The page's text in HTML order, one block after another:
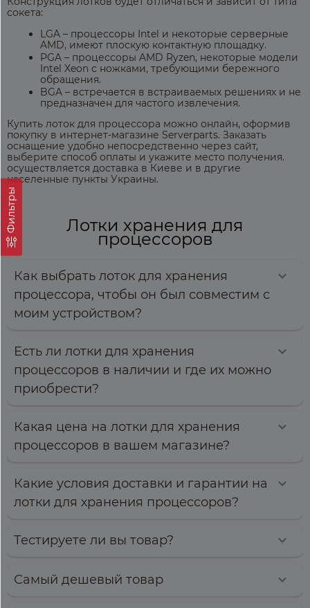
Фильтры
сокета:
LGA – процессоры Intel и некоторые серверные
AMD, имеют плоскую контактную площадку.
PGA – процессоры AMD Ryzen, некоторые модели
Intel Xeon с ножками, требующими бережного
обращения.
BGA – встречается в встраиваемых решениях и не
предназначен для частого извлечения.
Купить лоток для процессора можно онлайн, оформив
покупку в интернет-магазине Serverparts. Заказать
оснащение удобно непосредственно через сайт,
выберите способ оплаты и укажите место получения.
осуществляется доставка в Киеве и в другие
населенные пункты Украины.
Лотки хранения для
процессоров
Как выбрать лоток для хранения
процессора, чтобы он был совместим с
моим устройством?
Есть ли лотки для хранения
процессоров в наличии и где их можно
приобрести?
Какая цена на лотки для хранения
процессоров в вашем магазине?
Какие условия доставки и гарантии на
лотки для хранения процессоров?
Тестируете ли вы товар?
Самый дешевый товар